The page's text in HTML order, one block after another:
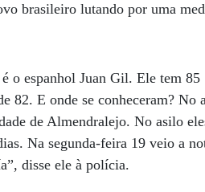
brasileiro lutando por uma
o espanhol Juan Gil. Ele tem 85
82. E onde se conheceram?
de Almendralejo. No asilo
Na segunda-feira 19 veio a
disse ele à polícia.